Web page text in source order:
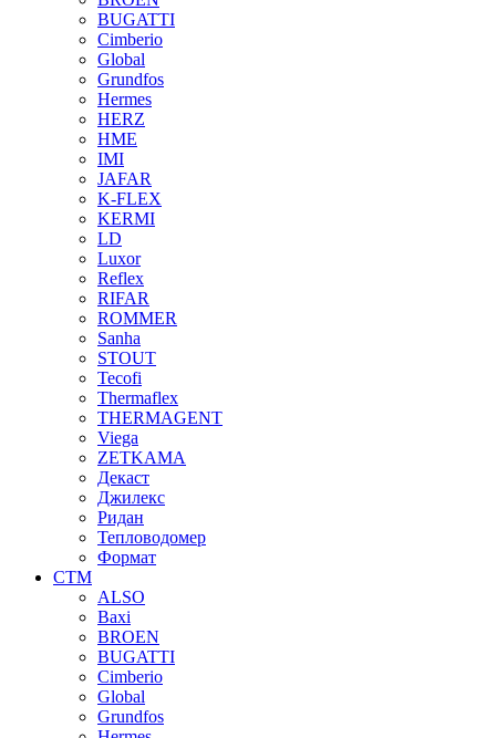
BUGATTI
Cimberio
Global
Grundfos
Hermes
HERZ
HME
IMI
JAFAR
K-FLEX
KERMI
LD
Luxor
Reflex
RIFAR
ROMMER
Sanha
STOUT
Tecofi
Thermaflex
THERMAGENT
Viega
ZETKAMA
Декаст
Джилекс
Ридан
Тепловодомер
Формат
СТМ
ALSO
Baxi
BROEN
BUGATTI
Cimberio
Global
Grundfos